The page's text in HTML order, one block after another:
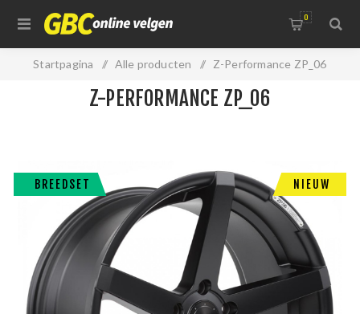
0
Startpagina / Alle producten / Z-Performance ZP_06
BREEDSET NIEUW
Z-PERFORMANCE ZP_06